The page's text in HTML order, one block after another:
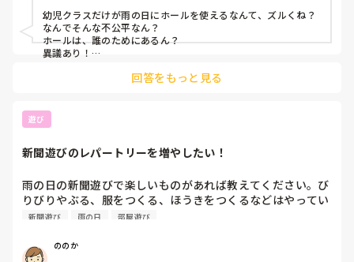
幼児クラスだけが雨の日にホールを使えるなんて、ズルくね？
なんでそんな不公平なん？
ホールは、誰のためにあるん？
異議あり！
たりしてあそんだっけな〜。
意見出したくなる笑
あとは〜、部屋でやれるサーキットあそびとか？
マット、風船、
あとなんだろう。
え、なんかスケジュールうまく組んで15分、いや20分だけでも
回答をもっと見る
遊び
新聞遊びのレパートリーを増やしたい！
雨の日の新聞遊びで楽しいものがあれば教えてください。び
りびりやぶる、服をつくる、ほうきをつくるなどはやってい
ますが、ちょっとマンネリ化しています、、、
新聞遊び 雨の日 部屋遊び
ののか